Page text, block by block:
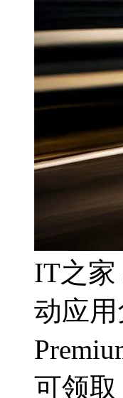
IT之家
动应
可领